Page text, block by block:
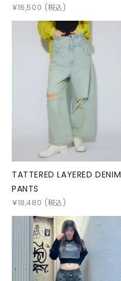
￥16,500 (税込)
TATTERED LAYERED DENIM
PANTS
￥18,480 (税込)